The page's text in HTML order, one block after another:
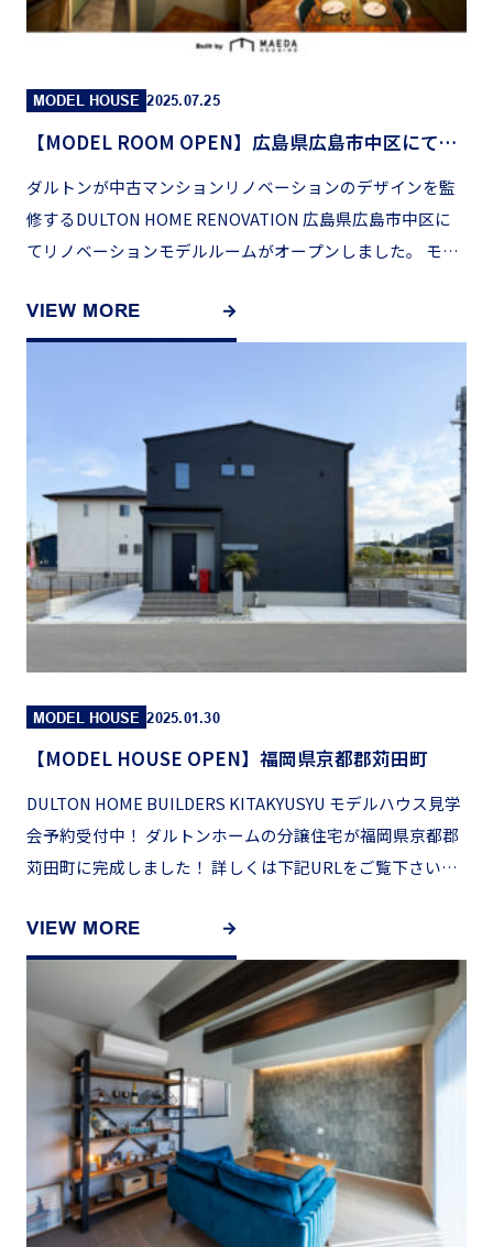
MODEL HOUSE 2025.07.25
【MODEL ROOM OPEN】広島県広島市中区にてリノベーションモデルオープン
ダルトンが中古マンションリノベーションのデザインを監
修するDULTON HOME RENOVATION 広島県広島市中区に
てリノベーションモデルルームがオープンしました。 モデ
VIEW MORE
MODEL HOUSE 2025.01.30
【MODEL HOUSE OPEN】福岡県京都郡苅田町
DULTON HOME BUILDERS KITAKYUSYU モデルハウス見学
会予約受付中！ ダルトンホームの分譲住宅が福岡県京都郡
苅田町に完成しました！ 詳しくは下記URLをご覧下さい。
VIEW MORE